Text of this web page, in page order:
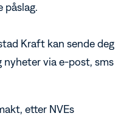
påslag.
Kraft kan sende deg
via e-post, sms
etter NVEs